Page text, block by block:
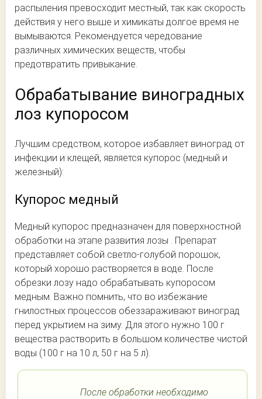
распыления превосходит местный, так как скорость
действия у него выше и химикаты долгое время не
вымываются. Рекомендуется чередование
различных химических веществ, чтобы
предотвратить привыкание.
Обрабатывание виноградных
лоз купоросом
Лучшим средством, которое избавляет виноград от
инфекции и клещей, является купорос (медный и
железный):
Купорос медный
Медный купорос предназначен для поверхностной
обработки на этапе развития лозы . Препарат
представляет собой светло-голубой порошок,
который хорошо растворяется в воде. После
обрезки лозу надо обрабатывать купоросом
медным. Важно помнить, что во избежание
гнилостных процессов обеззараживают виноград
перед укрытием на зиму. Для этого нужно 100 г
вещества растворить в большом количестве чистой
воды (100 г на 10 л, 50 г на 5 л).
После обработки необходимо